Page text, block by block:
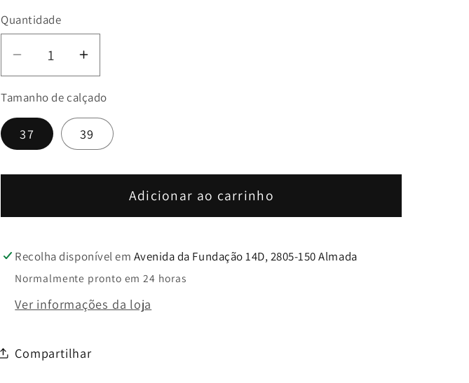
Quantidade
Diminuir
a
quantidade
de
Sabrina
Print
Dona
Aumentar
a
quantidade
de
Sabrina
Print
Dona
Tamanho de calçado
37 39
Adicionar ao carrinho
Recolha disponível em Avenida da Fundação 14D, 2805-150 Almada
Normalmente pronto em 24 horas
Ver informações da loja
Compartilhar